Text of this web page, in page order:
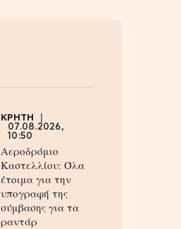
ΚΡΗΤΗ
07.08.2026,
10:50
Αεροδρόμιο
Καστελλίου: Όλα
έτοιμα για την
υπογραφή της
σύμβασης για τα
ραντάρ